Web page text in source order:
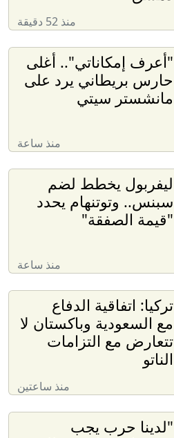
منذ 52 دقيقة
"أعرف إمكاناتي".. أغلى
حارس بريطاني يرد على
مانشستر سيتي
منذ ساعة
ليفربول يخطط لضم
سبنس.. وتوتنهام يحدد
"قيمة الصفقة"
منذ ساعة
تركيا: اتفاقية الدفاع
مع السعودية وباكستان لا
تتعارض مع التزامات
الناتو
منذ ساعتين
"لدينا حرب يجب